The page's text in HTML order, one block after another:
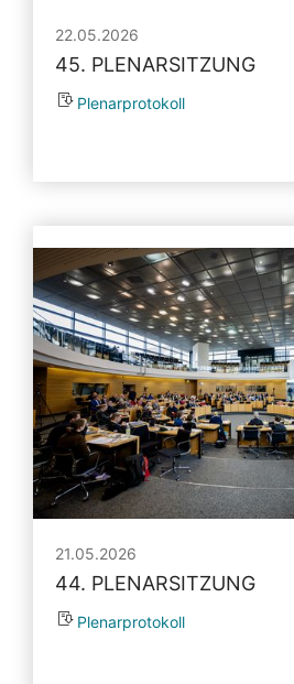
22.05.2026
45. PLENARSITZUNG
Plenarprotokoll
21.05.2026
44. PLENARSITZUNG
Plenarprotokoll